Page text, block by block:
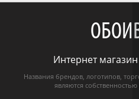
ОБОИ
Интернет
Названия брендов, логотипов,
являются